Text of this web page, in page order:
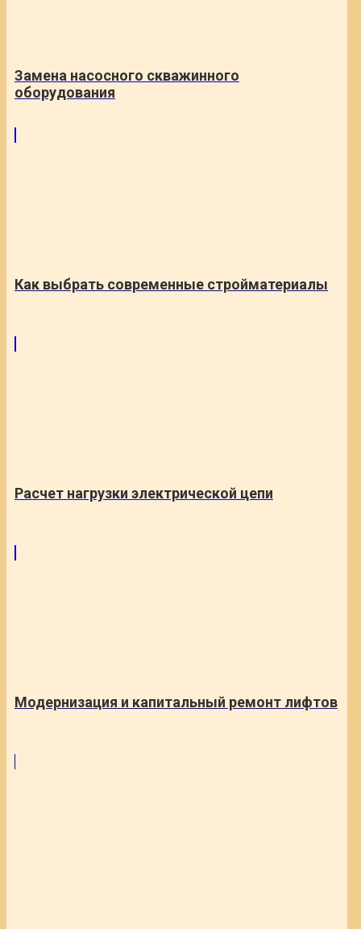
Замена насосного скважинного
оборудования
Как выбрать современные стройматериалы
Расчет нагрузки электрической цепи
Модернизация и капитальный ремонт лифтов